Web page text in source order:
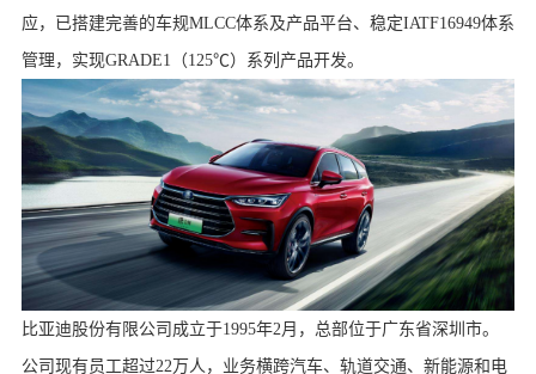
应，已搭建完善的车规MLCC体系及产品平台、稳定IATF16949体系
管理，实现GRADE1（125℃）系列产品开发。
比亚迪股份有限公司成立于1995年2月，总部位于广东省深圳市。
公司现有员工超过22万人，业务横跨汽车、轨道交通、新能源和电